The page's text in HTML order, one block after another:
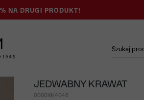
NA DRUGI PRODUKT!
Szukaj
JEDWABNY KRAWAT
0000XK4048